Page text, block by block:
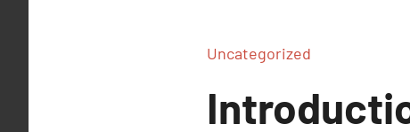
Uncategorized